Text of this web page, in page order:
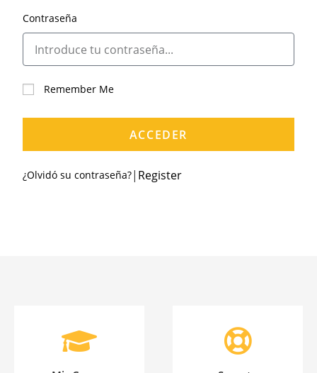
Contraseña
Remember Me
ACCEDER
¿Olvidó su contraseña?| Register